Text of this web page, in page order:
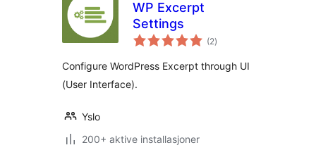
WP Excerpt
Settings
(2totale
vurderinger
)
Configure WordPress Excerpt through UI
(User Interface).
Yslo
200+ aktive installasjoner